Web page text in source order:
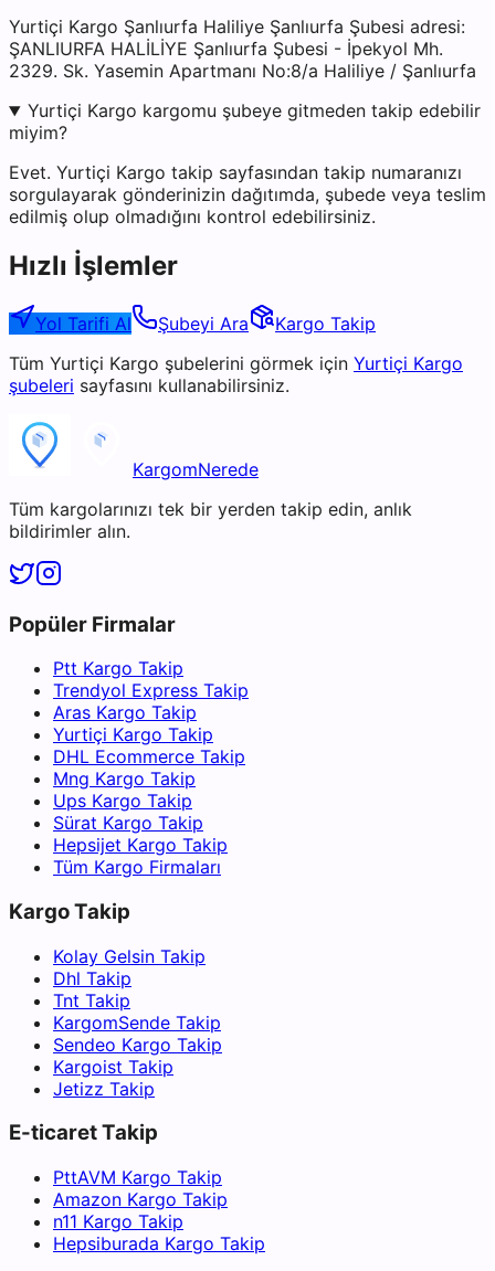
Yurtiçi Kargo Şanlıurfa Haliliye Şanlıurfa Şubesi adresi:
ŞANLIURFA HALİLİYE Şanlıurfa Şubesi - İpekyol Mh.
2329. Sk. Yasemin Apartmanı No:8/a Haliliye / Şanlıurfa
Yurtiçi Kargo kargomu şubeye gitmeden takip edebilir
miyim?
Evet. Yurtiçi Kargo takip sayfasından takip numaranızı
sorgulayarak gönderinizin dağıtımda, şubede veya teslim
edilmiş olup olmadığını kontrol edebilirsiniz.
Hızlı İşlemler
Yol Tarifi Al Şubeyi Ara
Kargo Takip
Tüm Yurtiçi Kargo şubelerini görmek için Yurtiçi Kargo
şubeleri sayfasını kullanabilirsiniz.
KargomNerede
Tüm kargolarınızı tek bir yerden takip edin, anlık
bildirimler alın.
Popüler Firmalar
Ptt Kargo Takip
Trendyol Express Takip
Aras Kargo Takip
Yurtiçi Kargo Takip
DHL Ecommerce Takip
Mng Kargo Takip
Ups Kargo Takip
Sürat Kargo Takip
Hepsijet Kargo Takip
Tüm Kargo Firmaları
Kargo Takip
Kolay Gelsin Takip
Dhl Takip
Tnt Takip
KargomSende Takip
Sendeo Kargo Takip
Kargoist Takip
Jetizz Takip
E-ticaret Takip
PttAVM Kargo Takip
Amazon Kargo Takip
n11 Kargo Takip
Hepsiburada Kargo Takip